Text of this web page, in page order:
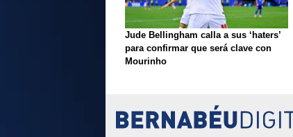
Jude Bellingham calla a sus ‘haters’
para confirmar que será clave con
Mourinho